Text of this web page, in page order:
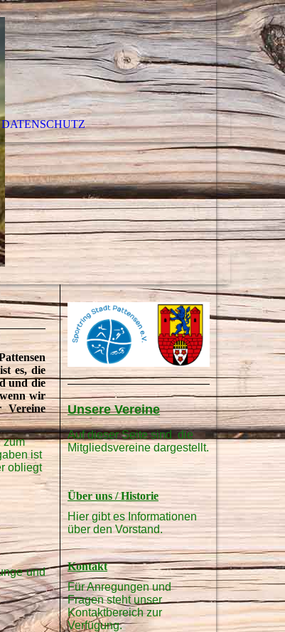
es, die
und die
wir
Vereine
zum
ist
obliegt
und
Unsere Vereine
Auf dieser Seite sind die
Mitgliedsvereine dargestellt.
Über uns / Historie
Hier gibt es Informationen
über den Vorstand.
Kontakt
Für Anregungen und
Fragen steht unser
Kontaktbereich zur
Verfügung.